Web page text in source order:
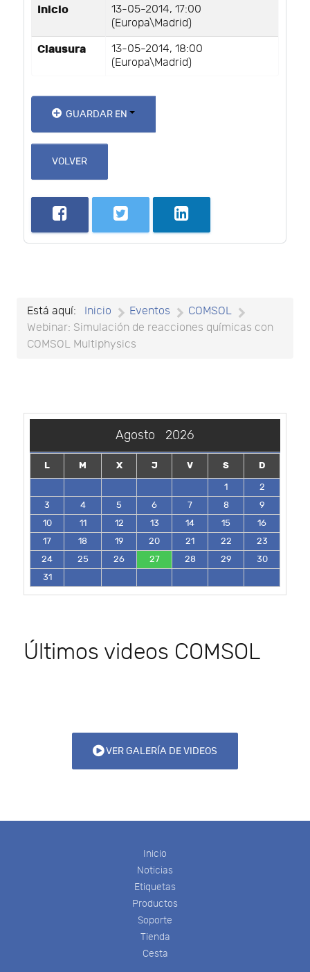
Inicio
13-05-2014, 17:00
(Europa\Madrid)
Clausura
13-05-2014, 18:00
(Europa\Madrid)
GUARDAR EN
VOLVER
Está aquí: Inicio Eventos
COMSOL
Webinar: Simulación de reacciones químicas con
COMSOL Multiphysics
Agosto 2026
L M X J V S
D
1
2
3
4 5 6 7 8
9
10
11 12 13 14 15
16
17
18 19 20 21 22
23
24
25 26 27 28 29
30
31
Últimos videos COMSOL
VER GALERÍA DE VIDEOS
Inicio
Noticias
Etiquetas
Productos
Soporte
Tienda
Cesta